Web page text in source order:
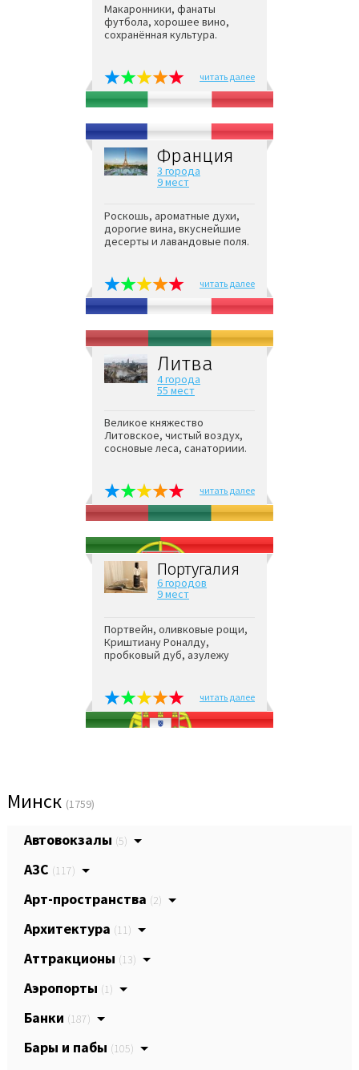
Макаронники, фанаты
футбола, хорошее вино,
сохранённая культура.
читать далее
Франция
3 города
9 мест
Роскошь, ароматные духи,
дорогие вина, вкуснейшие
десерты и лавандовые поля.
читать далее
Литва
4 города
55 мест
Великое княжество
Литовское, чистый воздух,
сосновые леса, санаториии.
читать далее
Португалия
6 городов
9 мест
Портвейн, оливковые рощи,
Криштиану Роналду,
пробковый дуб, азулежу
читать далее
Минск (1759)
Автовокзалы (5)
АЗС (117)
Арт-пространства (2)
Архитектура (11)
Аттракционы (13)
Аэропорты (1)
Банки (187)
Бары и пабы (105)